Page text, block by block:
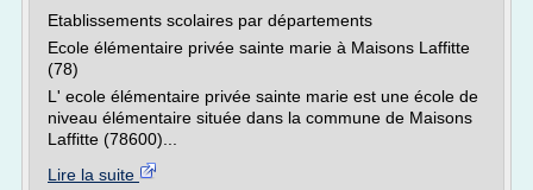
Etablissements scolaires par départements
Ecole élémentaire privée sainte marie à Maisons Laffitte
(78)
L' ecole élémentaire privée sainte marie est une école de
niveau élémentaire située dans la commune de Maisons
Laffitte (78600)...
Lire la suite